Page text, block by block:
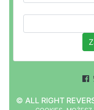
© ALL RIGHT